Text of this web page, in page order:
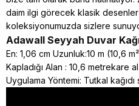
daim ilgi görecek klasik
koleksiyonumuzda sizlere
Adawall Seyyah Duvar
En: 1,06 cm Uzunluk:10 m (10,6
Kapladığı Alan : 10,6 metrekare
Uygulama Yöntemi: Tutkal kağıdı